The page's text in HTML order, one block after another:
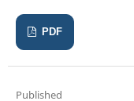
PDF
Published